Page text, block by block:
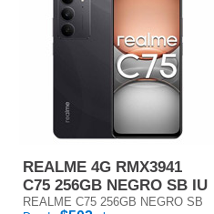
REALME 4G RMX3941
C75 256GB NEGRO SB IU
REALME C75 256GB NEGRO SB